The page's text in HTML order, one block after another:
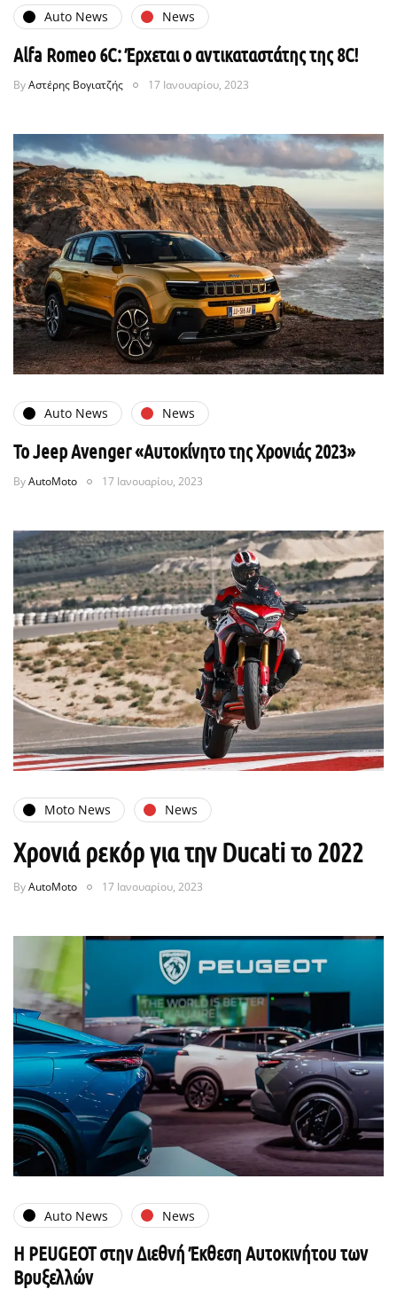
Auto News News
Alfa Romeo 6C: Έρχεται ο αντικαταστάτης της 8C!
ByΑστέρης Βογιατζής 17 Ιανουαρίου, 2023
Auto News News
Το Jeep Avenger «Αυτοκίνητο της Χρονιάς 2023»
ByAutoMoto 17 Ιανουαρίου, 2023
Moto News News
Χρονιά ρεκόρ για την Ducati το 2022
ByAutoMoto 17 Ιανουαρίου, 2023
Auto News News
Η PEUGEOT στην Διεθνή Έκθεση Αυτοκινήτου των
Βρυξελλών